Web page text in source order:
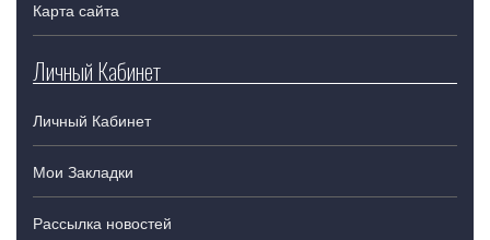
Карта сайта
Личный Кабинет
Личный Кабинет
Мои Закладки
Рассылка новостей